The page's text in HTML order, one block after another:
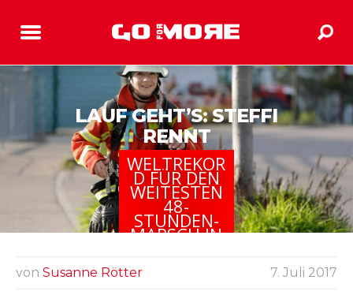
LAUF GEHT’S: STEFFI
RENNT
WELTREKOR
D FÜR DEN
WEITESTEN
48-
STUNDEN-
MARSCH IN
RÜSTUNG
von Susanne Rötter 7. Juli 2017